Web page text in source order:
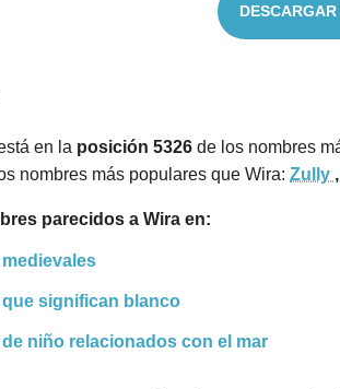
en la posición 5326 de los nombres
nombres más populares que Wira: Zully ,
parecidos a Wira en:
que significan blanco
de niño relacionados con el mar